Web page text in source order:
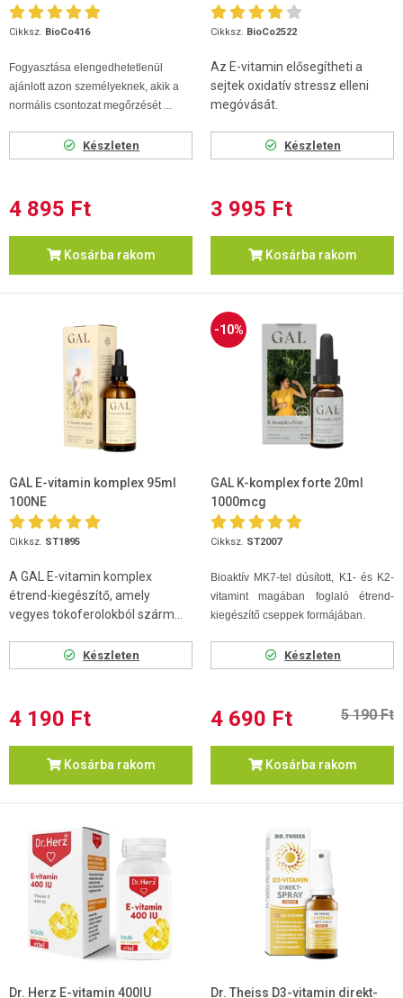
Cikksz. BioCo416
Fogyasztása elengedhetetlenül
ajánlott azon személyeknek, akik a
normális csontozat megőrzését ...
Készleten
4 895 Ft
Kosárba rakom
Cikksz. BioCo2522
Az E-vitamin elősegítheti a
sejtek oxidatív stressz elleni
megóvását.
Készleten
3 995 Ft
Kosárba rakom
GAL E-vitamin komplex 95ml
100NE
Cikksz. ST1895
A GAL E-vitamin komplex
étrend-kiegészítő, amely
vegyes tokoferolokból szárm...
Készleten
4 190 Ft
Kosárba rakom
-10%
GAL K-komplex forte 20ml
1000mcg
Cikksz. ST2007
Bioaktív MK7-tel dúsított, K1- és K2-
vitamint magában foglaló étrend-
kiegészítő cseppek formájában.
Készleten
4 690 Ft 5 190 Ft
Kosárba rakom
Dr. Herz E-vitamin 400IU Dr. Theiss D3-vitamin direkt-